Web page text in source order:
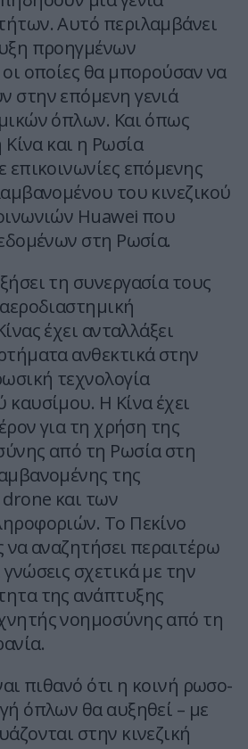
Αυτό περιλαμβάνει
προηγμένων
οποίες θα μπορούσαν να
στην επόμενη γενιά
όπλων. Και όπως
Κίνα και η Ρωσία
επικοινωνίες επόμενης
του κινεζικού
Huawei που
στη Ρωσία.
τη συνεργασία τους
έχει ανταλλάξει
ανθεκτικά στην
τεχνολογία
Η Κίνα έχει
για τη χρήση της
από τη Ρωσία στη
της
και των
Το Πεκίνο
να αναζητήσει περαιτέρω
σχετικά με την
της ανάπτυξης
νοημοσύνης από τη
πιθανό ότι η κοινή ρωσο-
όπλων θα αυξηθεί – με
στην κινεζική